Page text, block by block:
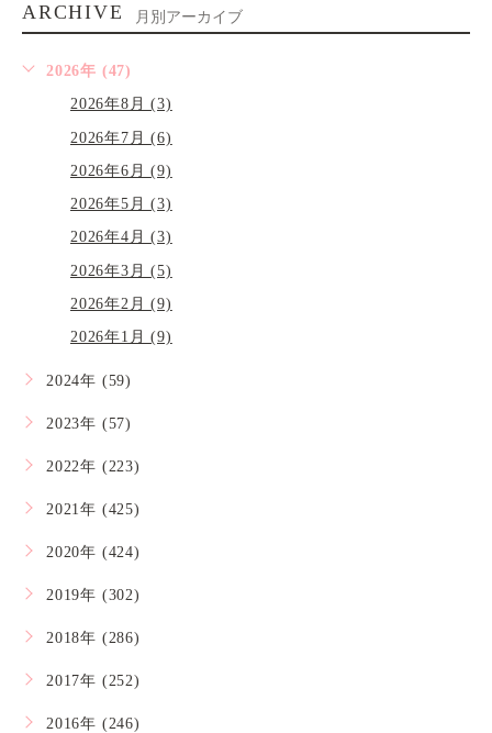
ARCHIVE 月別アーカイブ
2026年 (47)
2026年8月 (3)
2026年7月 (6)
2026年6月 (9)
2026年5月 (3)
2026年4月 (3)
2026年3月 (5)
2026年2月 (9)
2026年1月 (9)
2024年 (59)
2023年 (57)
2022年 (223)
2021年 (425)
2020年 (424)
2019年 (302)
2018年 (286)
2017年 (252)
2016年 (246)